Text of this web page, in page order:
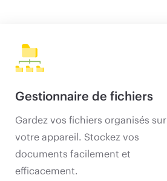
Gestionnaire de fichiers
Gardez vos fichiers organisés sur
votre appareil. Stockez vos
documents facilement et
efficacement.